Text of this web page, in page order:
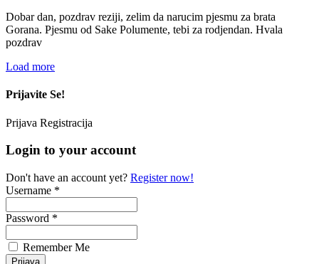
Dobar dan, pozdrav reziji, zelim da narucim pjesmu za brata
Gorana. Pjesmu od Sake Polumente, tebi za rodjendan. Hvala
pozdrav
Load more
Prijavite Se!
Prijava Registracija
Login to your account
Don't have an account yet? Register now!
Username *
Password *
Remember Me